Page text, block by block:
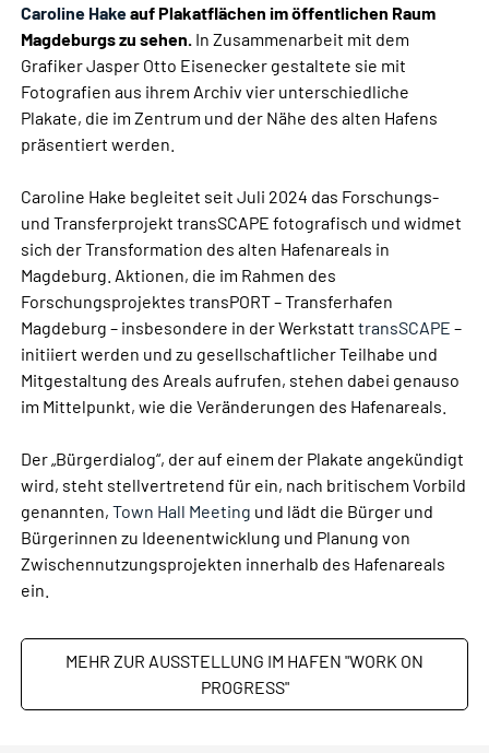
Caroline Hakeauf Plakatflächen im öffentlichen Raum
Magdeburgs zu sehen. In Zusammenarbeit mit dem
Grafiker Jasper Otto Eisenecker gestaltete sie mit
Fotografien aus ihrem Archiv vier unterschiedliche
Plakate, die im Zentrum und der Nähe des alten Hafens
präsentiert werden.
Caroline Hake begleitet seit Juli 2024 das Forschungs-
und Transferprojekt transSCAPE fotografisch und widmet
sich der Transformation des alten Hafenareals in
Magdeburg. Aktionen, die im Rahmen des
Forschungsprojektes transPORT – Transferhafen
Magdeburg – insbesondere in der WerkstatttransSCAPE –
initiiert werden und zu gesellschaftlicher Teilhabe und
Mitgestaltung des Areals aufrufen, stehen dabei genauso
im Mittelpunkt, wie die Veränderungen des Hafenareals.
Der „Bürgerdialog“, der auf einem der Plakate angekündigt
wird, steht stellvertretend für ein, nach britischem Vorbild
genannten,Town Hall Meeting und lädt die Bürger und
Bürgerinnen zu Ideenentwicklung und Planung von
Zwischennutzungsprojekten innerhalb des Hafenareals
ein.
MEHR ZUR AUSSTELLUNG IM HAFEN "WORK ON
PROGRESS"